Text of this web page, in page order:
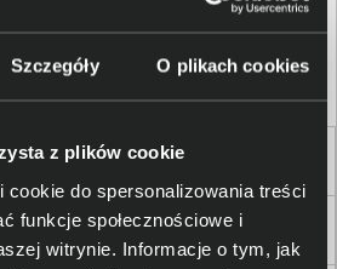
Szczegóły O plikach cookies
z plików cookie
do spersonalizowania treści
funkcje społecznościowe i
witrynie. Informacje o tym, jak